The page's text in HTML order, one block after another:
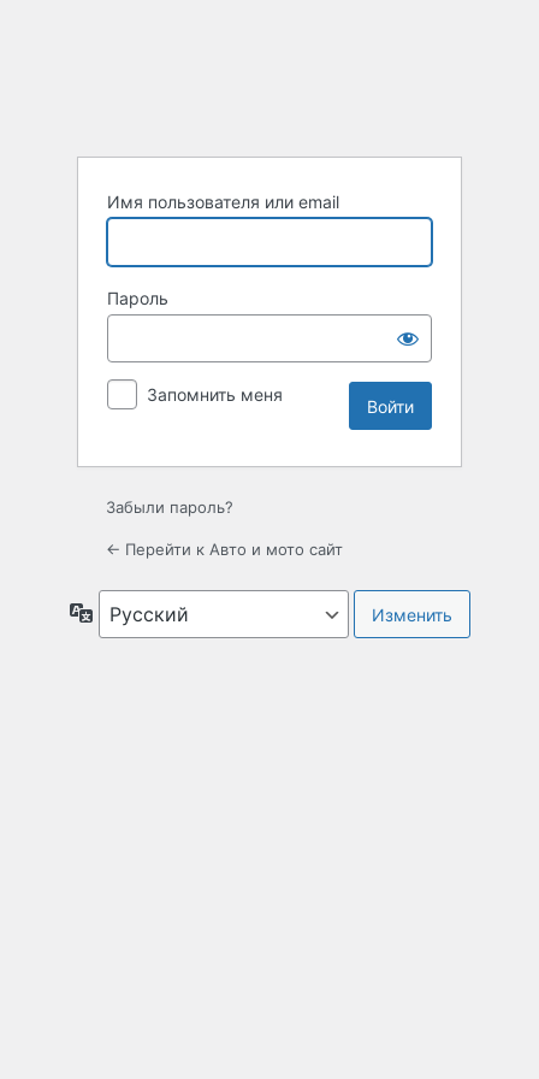
Имя пользователя или email
Пароль
Запомнить меня
Забыли пароль?
← Перейти к Авто и мото сайт
Язык